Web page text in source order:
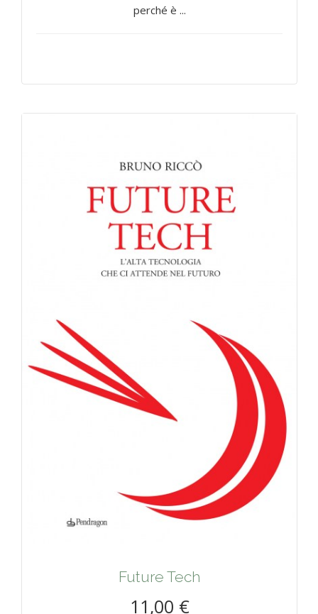
perché è ...
Future Tech
11,00 €